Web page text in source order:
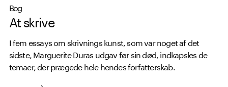
Bog
At skrive
I fem essays om skrivnings kunst, som var noget af det
sidste, Marguerite Duras udgav før sin død, indkapsles de
temaer, der prægede hele hendes forfatterskab.